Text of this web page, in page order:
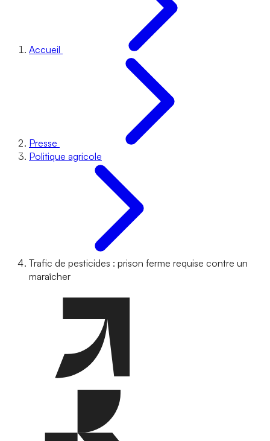
Accueil
Presse
Politique agricole
Trafic de pesticides : prison ferme requise contre un
maraîcher